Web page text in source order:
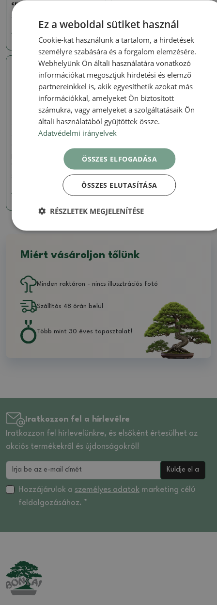
cm, natúr színben
14671 Ft
személyes átvétel vagy raklapos
Bonsai tál 38,5 x 32 x 10,5
cm - japán minőségben
14671 Ft
Miért vásároljon tőlünk
Minden raktáron - nincs illusztrációs fotó
Szállítás 48 órán belül
Több mint 30 éves tapasztalat!
Iratkozzon fel a hírlevélre
Iratkozzon fel hírlevelünkre, és elsőként értesülhet az
akciós termékekről és újdonságokról!
Küldje el a
Hozzájárulok a személyes adatok marketing célú
feldolgozásához. *
Ez a weboldal sütiket használ
Cookie-kat használunk a tartalom, a hirdetések
személyre szabására és a forgalom elemzésére.
Webhelyünk Ön általi használatára vonatkozó
információkat megosztjuk hirdetési és elemző
partnereinkkel is, akik egyesíthetik azokat más
információkkal, amelyeket Ön biztosított
számukra, vagy amelyeket a szolgáltatásaik Ön
általi használatából gyűjtöttek össze.
Adatvédelmi irányelvek
ÖSSZES ELFOGADÁSA
ÖSSZES ELUTASÍTÁSA
RÉSZLETEK MEGJELENÍTÉSE